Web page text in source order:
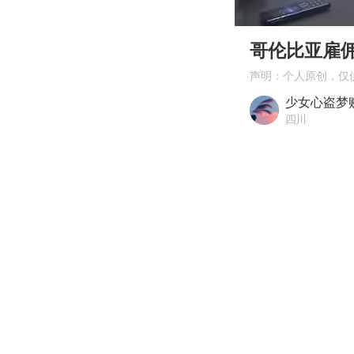
Play
00:00
哥伦比亚雇
声明：个人原创，仅
少女心盗梦
四川